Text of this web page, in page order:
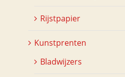
Rijstpapier
Kunstprenten
Bladwijzers